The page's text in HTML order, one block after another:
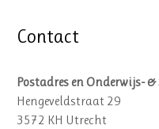
Contact
Postadres en Onderwijs-
Hengeveldstraat 29
3572 KH Utrecht